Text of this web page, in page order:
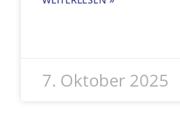
7. Oktober 2025